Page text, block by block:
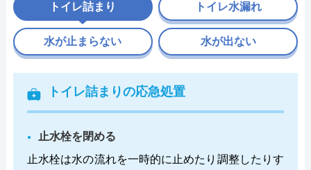
トイレ詰まり
トイレ詰まりの応急処置
止水栓を閉める
止水栓は水の流れを一時的に止めたり調整したりす
トイレ水漏れ
水が止まらない 水が出ない